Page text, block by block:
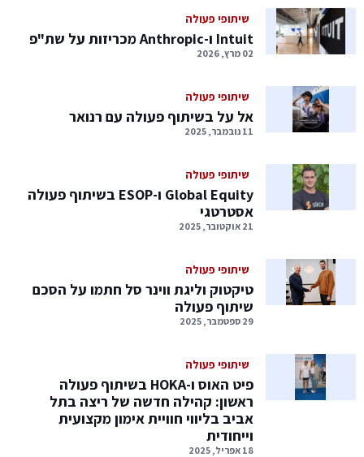
שיתופי פעולה
Intuit ו-Anthropic מכריזות על שת"פ
02 מרץ, 2026
שיתופי פעולה
אל על בשיתוף פעולה עם רנואר
11 נובמבר, 2025
שיתופי פעולה
Global Equity ו-ESOP בשיתוף פעולה
אסטרטגי
21 אוקטובר, 2025
שיתופי פעולה
טיקטוק וליגת ווינר סל חתמו על הסכם
שיתוף פעולה
29 ספטמבר, 2025
שיתופי פעולה
פיט האוס ו-HOKA בשיתוף פעולה
ראשון: קהילה חדשה של ריצה בתל
אביב בליווי חוויית אימון מקצועית
וייחודית
18 אפריל, 2025